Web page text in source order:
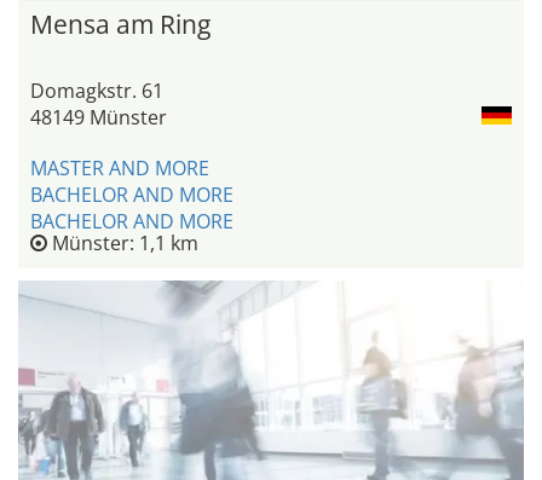
Mensa am Ring
Domagkstr. 61
48149 Münster
MASTER AND MORE
BACHELOR AND MORE
BACHELOR AND MORE
Münster: 1,1 km